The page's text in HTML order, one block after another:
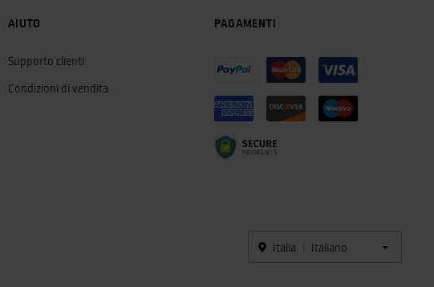
AIUTO
Supporto clienti
Condizioni di vendita
PAGAMENTI
Italia Italiano